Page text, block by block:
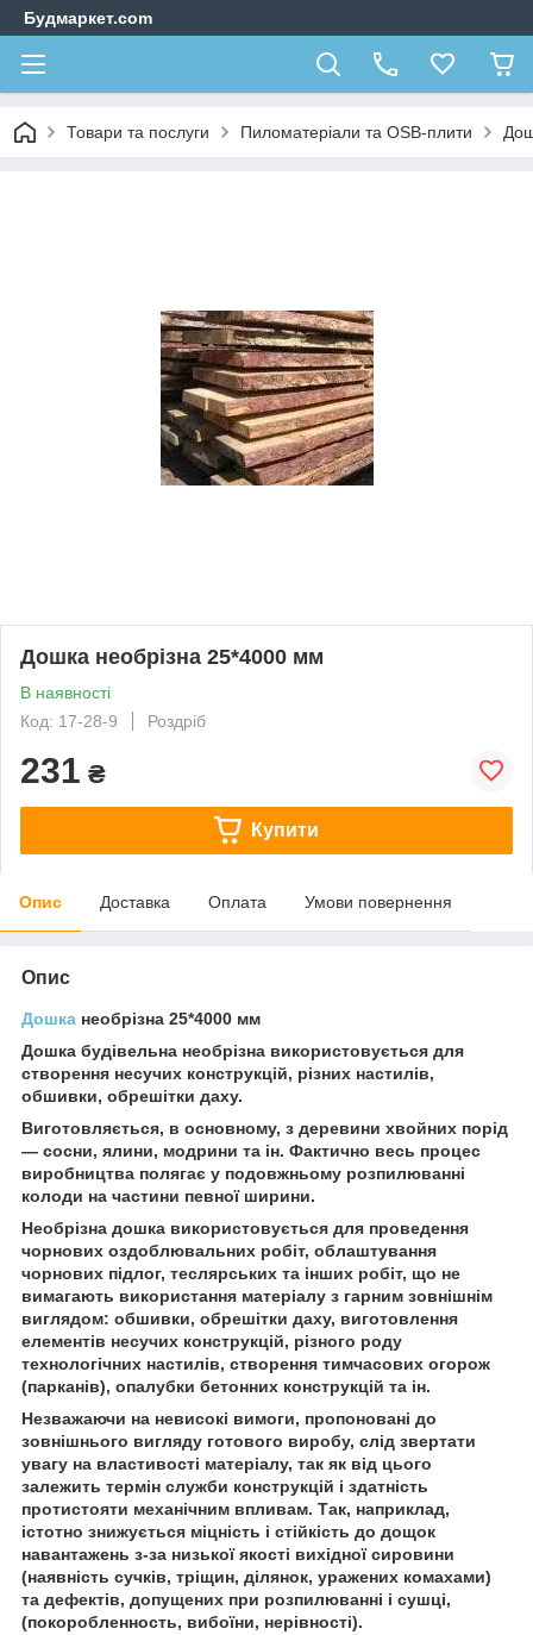
Будмаркет.com
Товари та послуги Пиломатеріали та OSB-плити
Дошка необрізна 25*4000 мм
В наявності
Код: 17-28-9
Роздріб
231 ₴
Купити
Опис Доставка Оплата Умови повернення
Опис
Дошка необрізна 25*4000 мм
Дошка будівельна необрізна використовується для
створення несучих конструкцій, різних настилів,
обшивки, обрешітки даху.
Виготовляється, в основному, з деревини хвойних порід
— сосни, ялини, модрини та ін. Фактично весь процес
виробництва полягає у подовжньому розпилюванні
колоди на частини певної ширини.
Необрізна дошка використовується для проведення
чорнових оздоблювальних робіт, облаштування
чорнових підлог, теслярських та інших робіт, що не
вимагають використання матеріалу з гарним зовнішнім
виглядом: обшивки, обрешітки даху, виготовлення
елементів несучих конструкцій, різного роду
технологічних настилів, створення тимчасових огорож
(парканів), опалубки бетонних конструкцій та ін.
Незважаючи на невисокі вимоги, пропоновані до
зовнішнього вигляду готового виробу, слід звертати
увагу на властивості матеріалу, так як від цього
залежить термін служби конструкцій і здатність
протистояти механічним впливам. Так, наприклад,
істотно знижується міцність і стійкість до дощок
навантажень з-за низької якості вихідної сировини
(наявність сучків, тріщин, ділянок, уражених комахами)
та дефектів, допущених при розпилюванні і сушці,
(покоробленность, вибоїни, нерівності).